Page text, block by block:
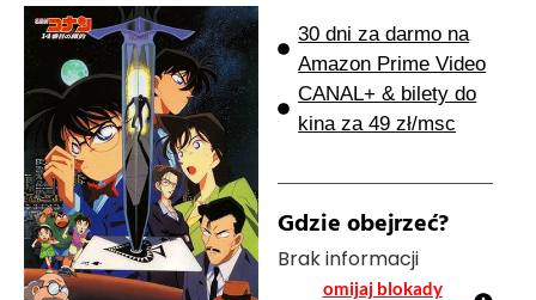
30 dni za darmo na
Amazon Prime Video
CANAL+ & bilety do
kina za 49 zł/msc
Gdzie obejrzeć?
Brak informacji
omijaj blokady